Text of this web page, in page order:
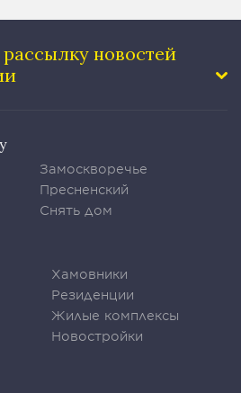
новостей
Замоскворечье
Пресненский
Снять дом
Хамовники
Резиденции
Жилые комплексы
Новостройки